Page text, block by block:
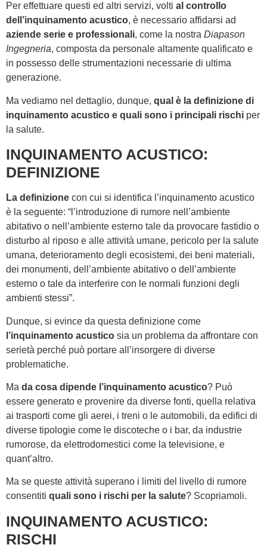
Per effettuare questi ed altri servizi, volti al controllo
dell’inquinamento acustico, è necessario affidarsi ad
aziende serie e professionali, come la nostra Diapason
Ingegneria, composta da personale altamente qualificato e
in possesso delle strumentazioni necessarie di ultima
generazione.
Ma vediamo nel dettaglio, dunque, qual è la definizione di
inquinamento acustico e quali sono i principali rischi per
la salute.
INQUINAMENTO ACUSTICO:
DEFINIZIONE
La definizione con cui si identifica l’inquinamento acustico
è la seguente: “l’introduzione di rumore nell’ambiente
abitativo o nell’ambiente esterno tale da provocare fastidio o
disturbo al riposo e alle attività umane, pericolo per la salute
umana, deterioramento degli ecosistemi, dei beni materiali,
dei monumenti, dell’ambiente abitativo o dell’ambiente
esterno o tale da interferire con le normali funzioni degli
ambienti stessi”.
Dunque, si evince da questa definizione come
l’inquinamento acustico sia un problema da affrontare con
serietà perché può portare all’insorgere di diverse
problematiche.
Ma da cosa dipende l’inquinamento acustico? Può
essere generato e provenire da diverse fonti, quella relativa
ai trasporti come gli aerei, i treni o le automobili, da edifici di
diverse tipologie come le discoteche o i bar, da industrie
rumorose, da elettrodomestici come la televisione, e
quant’altro.
Ma se queste attività superano i limiti del livello di rumore
consentiti quali sono i rischi per la salute? Scopriamoli.
INQUINAMENTO ACUSTICO:
RISCHI